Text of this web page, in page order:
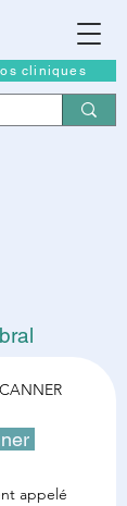
cliniques
appelé